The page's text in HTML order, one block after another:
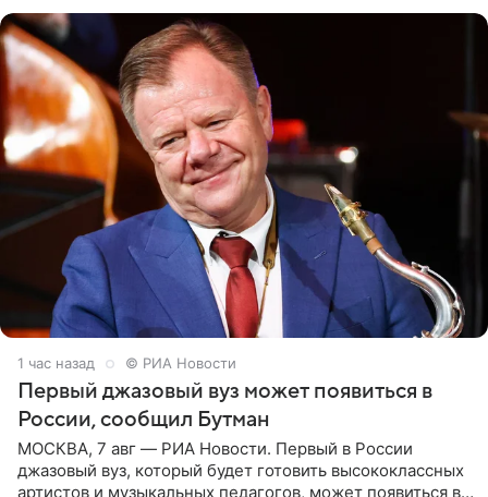
1 час назад © РИА Новости
Первый джазовый вуз может появиться в
России, сообщил Бутман
МОСКВА, 7 авг — РИА Новости. Первый в России
джазовый вуз, который будет готовить высококлассных
артистов и музыкальных педагогов, может появиться в